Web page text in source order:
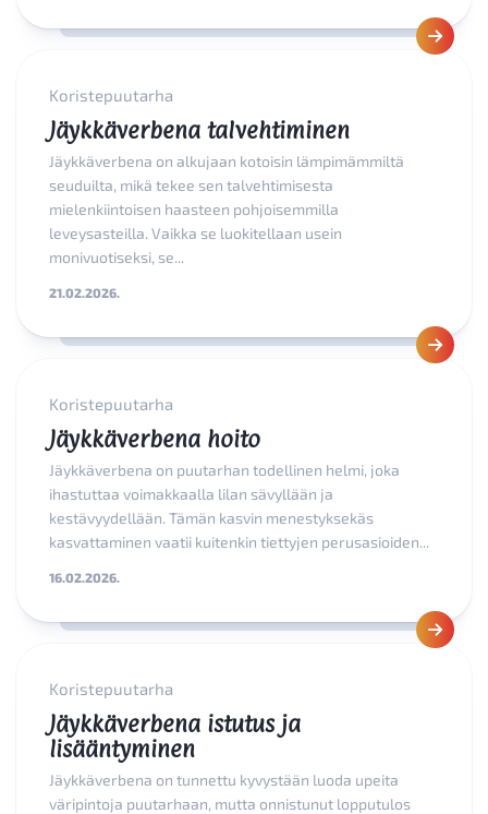
Koristepuutarha
Jäykkäverbena talvehtiminen
Jäykkäverbena on alkujaan kotoisin lämpimämmiltä
seuduilta, mikä tekee sen talvehtimisesta
mielenkiintoisen haasteen pohjoisemmilla
leveysasteilla. Vaikka se luokitellaan usein
monivuotiseksi, se...
21.02.2026.
Koristepuutarha
Jäykkäverbena hoito
Jäykkäverbena on puutarhan todellinen helmi, joka
ihastuttaa voimakkaalla lilan sävyllään ja
kestävyydellään. Tämän kasvin menestyksekäs
kasvattaminen vaatii kuitenkin tiettyjen perusasioiden...
16.02.2026.
Koristepuutarha
Jäykkäverbena istutus ja
lisääntyminen
Jäykkäverbena on tunnettu kyvystään luoda upeita
väripintoja puutarhaan, mutta onnistunut lopputulos